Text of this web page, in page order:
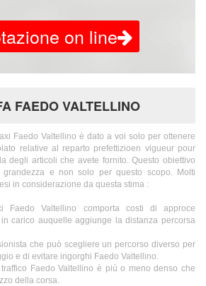
on line
FAEDO VALTELLINO
Faedo Valtellino è dato a voi solo per ottenere
relative al reparto prefettizioen vigueur pour
degli articoli che avete fornito. Questo obiettivo
e non solo per questo scopo. Molti
in considerazione da questa stima :
Valtellino comporta costi di approce
carico auquelle aggiunge la distanza percorsa
che può scegliere un percorso diverso per
e di evitare ingorghi Faedo Valtellino.
Faedo Valtellino è più o meno denso che
della corsa.